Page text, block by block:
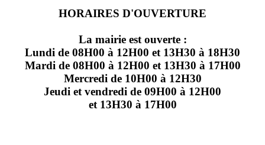
HORAIRES D'OUVERTURE
La mairie est ouverte :
Lundi de 08H00 à 12H00 et 13H30 à 18H30
Mardi de 08H00 à 12H00 et 13H30 à 17H00
Mercredi de 10H00 à 12H30
Jeudi et vendredi de 09H00 à 12H00
et 13H30 à 17H00